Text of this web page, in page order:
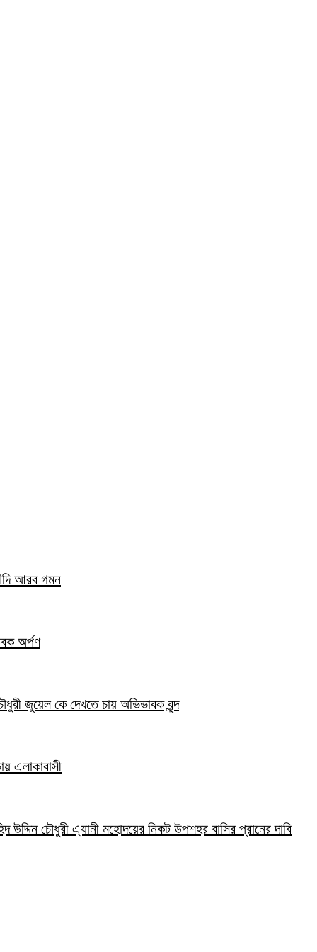
আরব গমন
অর্পণ
জুয়েল কে দেখতে চায় অভিভাবক বৃন্দ
এলাকাবাসী
চৌধুরী এ্যানী মহোদয়ের নিকট উপশহর বাসির প্রানের দাবি